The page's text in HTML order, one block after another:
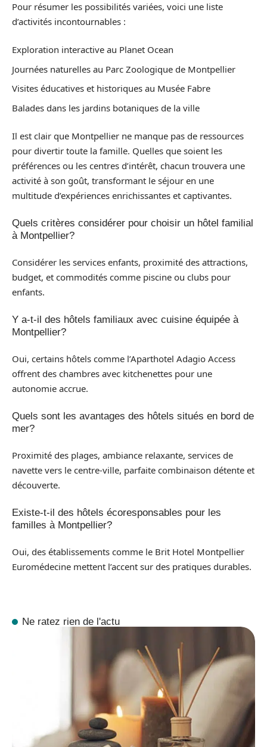
Pour résumer les possibilités variées, voici une liste
d’activités incontournables :
Exploration interactive au Planet Ocean
Journées naturelles au Parc Zoologique de Montpellier
Visites éducatives et historiques au Musée Fabre
Balades dans les jardins botaniques de la ville
Il est clair que Montpellier ne manque pas de ressources
pour divertir toute la famille. Quelles que soient les
préférences ou les centres d’intérêt, chacun trouvera une
activité à son goût, transformant le séjour en une
multitude d’expériences enrichissantes et captivantes.
Quels critères considérer pour choisir un hôtel familial
à Montpellier?
Considérer les services enfants, proximité des attractions,
budget, et commodités comme piscine ou clubs pour
enfants.
Y a-t-il des hôtels familiaux avec cuisine équipée à
Montpellier?
Oui, certains hôtels comme l’Aparthotel Adagio Access
offrent des chambres avec kitchenettes pour une
autonomie accrue.
Quels sont les avantages des hôtels situés en bord de
mer?
Proximité des plages, ambiance relaxante, services de
navette vers le centre-ville, parfaite combinaison détente et
découverte.
Existe-t-il des hôtels écoresponsables pour les
familles à Montpellier?
Oui, des établissements comme le Brit Hotel Montpellier
Euromédecine mettent l’accent sur des pratiques durables.
Ne ratez rien de l'actu